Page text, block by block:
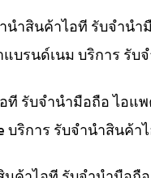
นำสินค้าไอที รับจำน
บรนด์เนม บริการ รั
ที รับจำนำมือถือ ไอ
บริการ รับจำนำสินค้